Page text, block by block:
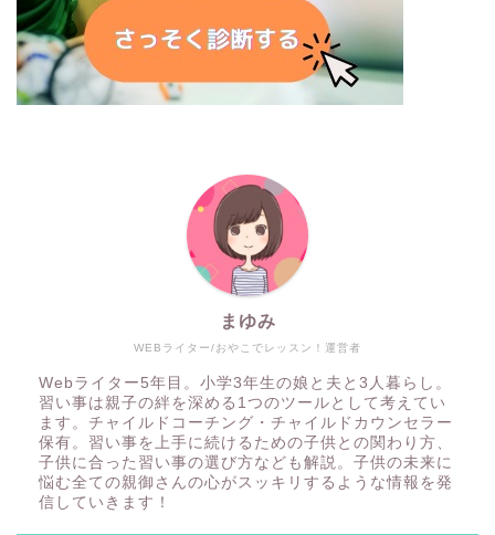
WEBライター/おやこでレッスン！運営者
まゆみ
Webライター5年目。小学3年生の娘と夫と3人暮らし。
習い事は親子の絆を深める1つのツールとして考えてい
ます。チャイルドコーチング・チャイルドカウンセラー
保有。習い事を上手に続けるための子供との関わり方、
子供に合った習い事の選び方なども解説。子供の未来に
悩む全ての親御さんの心がスッキリするような情報を発
信していきます！